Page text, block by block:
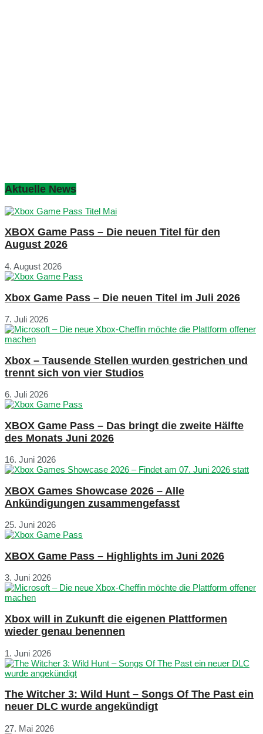
Aktuelle News
XBOX Game Pass – Die neuen Titel für den
August 2026
4. August 2026
Xbox Game Pass – Die neuen Titel im Juli 2026
7. Juli 2026
Xbox – Tausende Stellen wurden gestrichen und
trennt sich von vier Studios
6. Juli 2026
XBOX Game Pass – Das bringt die zweite Hälfte
des Monats Juni 2026
16. Juni 2026
XBOX Games Showcase 2026 – Alle
Ankündigungen zusammengefasst
25. Juni 2026
XBOX Game Pass – Highlights im Juni 2026
3. Juni 2026
Xbox will in Zukunft die eigenen Plattformen
wieder genau benennen
1. Juni 2026
The Witcher 3: Wild Hunt – Songs Of The Past ein
neuer DLC wurde angekündigt
27. Mai 2026